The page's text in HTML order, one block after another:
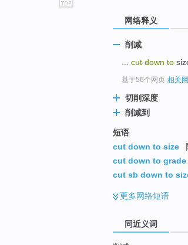
网络释义
削减
cut down to
基于56个网页-相关
切削深度
削减到
短语
cut down to size
cut down to grade
cut sb down to
更多网络短语
同近义词